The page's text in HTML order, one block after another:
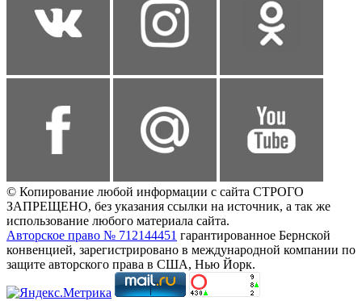
© Копирование любой информации с сайта СТРОГО
ЗАПРЕЩЕНО, без указания ссылки на источник, а так же
использование любого материала сайта.
Авторское право № 712144451 гарантированное Бернской
конвенцией, зарегистрировано в международной компании по
защите авторского права в США, Нью Йорк.